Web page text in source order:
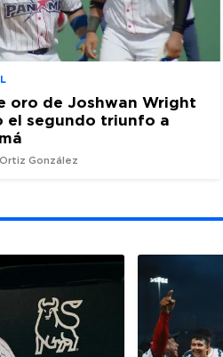
oro de Joshwan Wright
el segundo triunfo a
González